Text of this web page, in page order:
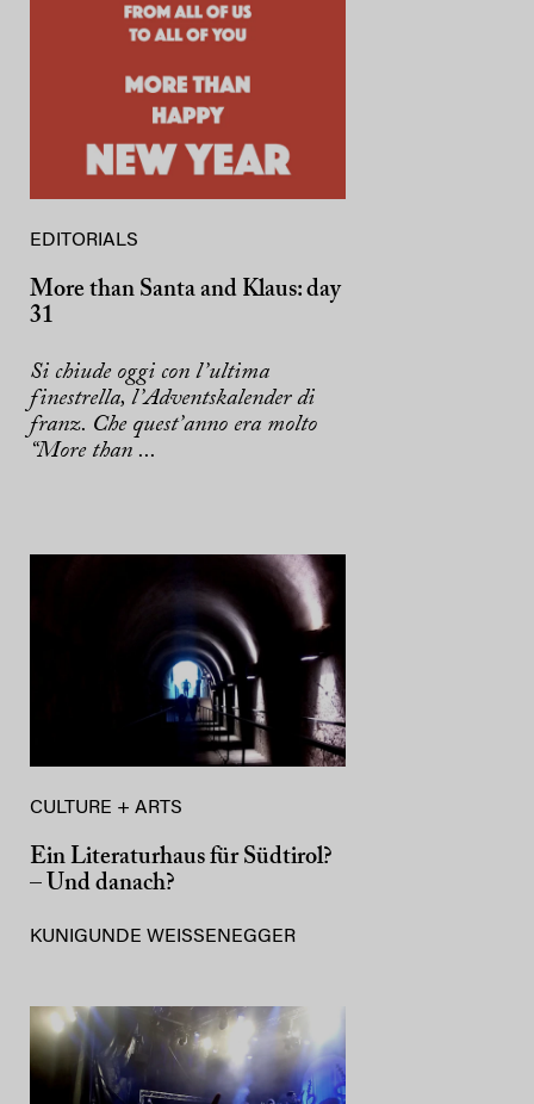
EDITORIALS
More than Santa and Klaus: day
31
Si chiude oggi con l’ultima
finestrella, l’Adventskalender di
franz. Che quest’anno era molto
“More than ...
CULTURE + ARTS
Ein Literaturhaus für Südtirol?
– Und danach?
KUNIGUNDE WEISSENEGGER